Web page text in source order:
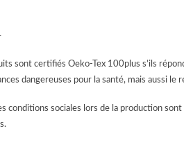
sont certifiés Oeko-Tex 100plus s’ils
dangereuses pour la santé, mais aussi le
conditions sociales lors de la production sont